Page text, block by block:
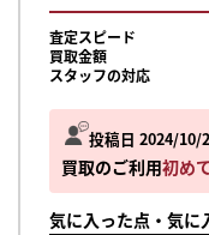
投稿日 2024/10/
買取のご利用初め
気に入った点・気に
査定スピード
買取金額
スタッフの対応